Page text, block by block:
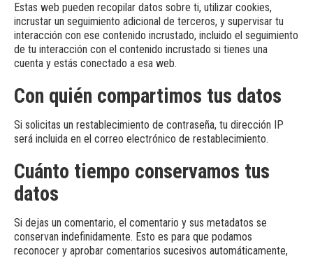
Estas web pueden recopilar datos sobre ti, utilizar cookies,
incrustar un seguimiento adicional de terceros, y supervisar tu
interacción con ese contenido incrustado, incluido el seguimiento
de tu interacción con el contenido incrustado si tienes una
cuenta y estás conectado a esa web.
Con quién compartimos tus datos
Si solicitas un restablecimiento de contraseña, tu dirección IP
será incluida en el correo electrónico de restablecimiento.
Cuánto tiempo conservamos tus
datos
Si dejas un comentario, el comentario y sus metadatos se
conservan indefinidamente. Esto es para que podamos
reconocer y aprobar comentarios sucesivos automáticamente,